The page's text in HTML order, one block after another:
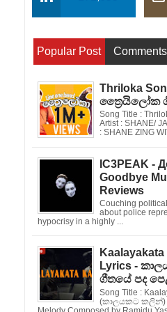
Popular Post Comments
Thriloka
ත්‍රෛයිලෝක
Song Title :
Artist : SHANE/
: SHANE ZING
IC3PEAK -
Goodbye
Reviews
Couching
about police
hypocrisy in a highly ...
Lyrics -
ගීතයේ පද
Song Title :
(කාලයකට කලින්)
Melody Composed by Ramidu